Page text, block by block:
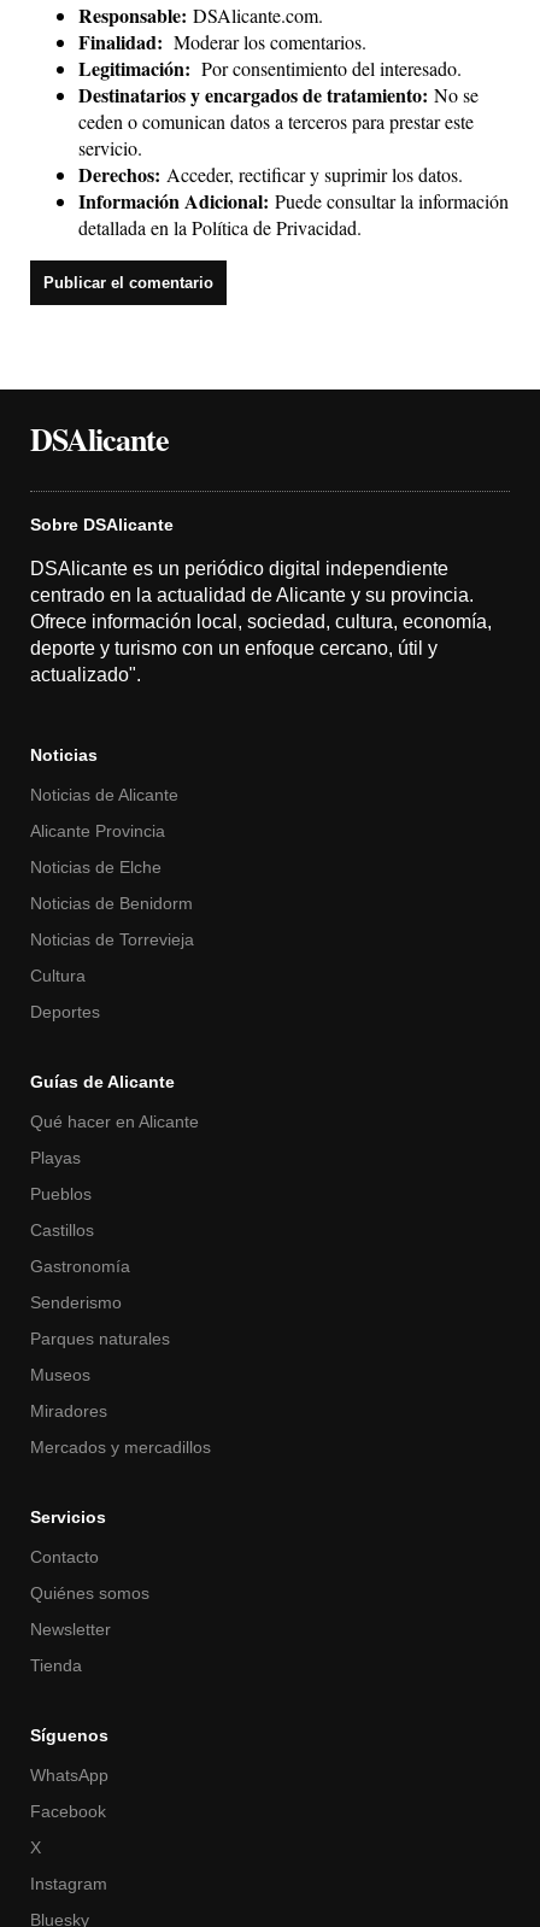
Responsable: DSAlicante.com.
Finalidad: Moderar los comentarios.
Legitimación: Por consentimiento del interesado.
Destinatarios y encargados de tratamiento: No se
ceden o comunican datos a terceros para prestar este
servicio.
Derechos: Acceder, rectificar y suprimir los datos.
Información Adicional: Puede consultar la información
detallada en laPolítica de Privacidad.
DSAlicante
Sobre DSAlicante
DSAlicante es un periódico digital independiente
centrado en la actualidad de Alicante y su provincia.
Ofrece información local, sociedad, cultura, economía,
deporte y turismo con un enfoque cercano, útil y
actualizado".
Noticias
Noticias de Alicante
Alicante Provincia
Noticias de Elche
Noticias de Benidorm
Noticias de Torrevieja
Cultura
Deportes
Guías de Alicante
Qué hacer en Alicante
Playas
Pueblos
Castillos
Gastronomía
Senderismo
Parques naturales
Museos
Miradores
Mercados y mercadillos
Servicios
Contacto
Quiénes somos
Newsletter
Tienda
Síguenos
WhatsApp
Facebook
X
Instagram
Bluesky